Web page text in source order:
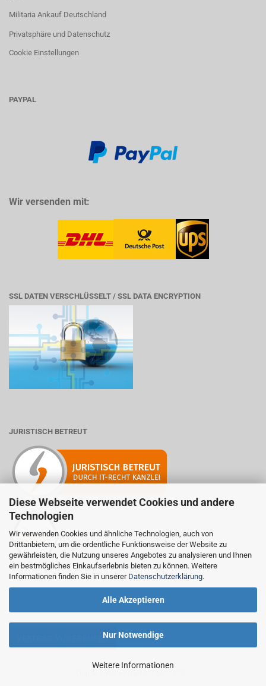
Diese Webseite verwendet Cookies und andere
Technologien
Wir verwenden Cookies und ähnliche Technologien, auch von
Drittanbietern, um die ordentliche Funktionsweise der Website zu
gewährleisten, die Nutzung unseres Angebotes zu analysieren und Ihnen
ein bestmögliches Einkaufserlebnis bieten zu können. Weitere
Informationen finden Sie in unserer Datenschutzerklärung.
Alle Akzeptieren
Nur Notwendige
Weitere Informationen
Militaria Ankauf Deutschland
Privatsphäre und Datenschutz
Cookie Einstellungen
PAYPAL
Wir versenden mit:
SSL DATEN VERSCHLÜSSELT / SSL DATA ENCRYPTION
JURISTISCH BETREUT
Mitglied der Initiative "Fairness im Handel".
Informationen zur Initiative:
https://www.fairness-im-handel.de
VERTRAG WIDERRUFEN